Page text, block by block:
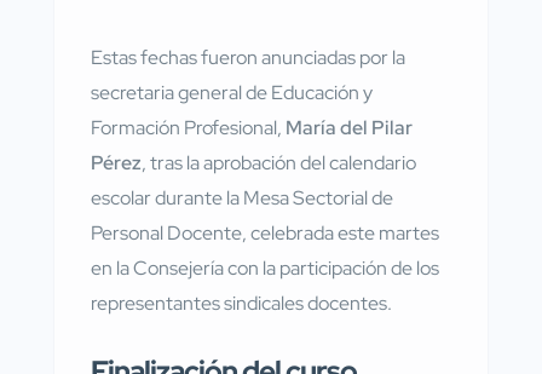
Estas fechas fueron anunciadas por la
secretaria general de Educación y
Formación Profesional, María del Pilar
Pérez, tras la aprobación del calendario
escolar durante la Mesa Sectorial de
Personal Docente, celebrada este martes
en la Consejería con la participación de los
representantes sindicales docentes.